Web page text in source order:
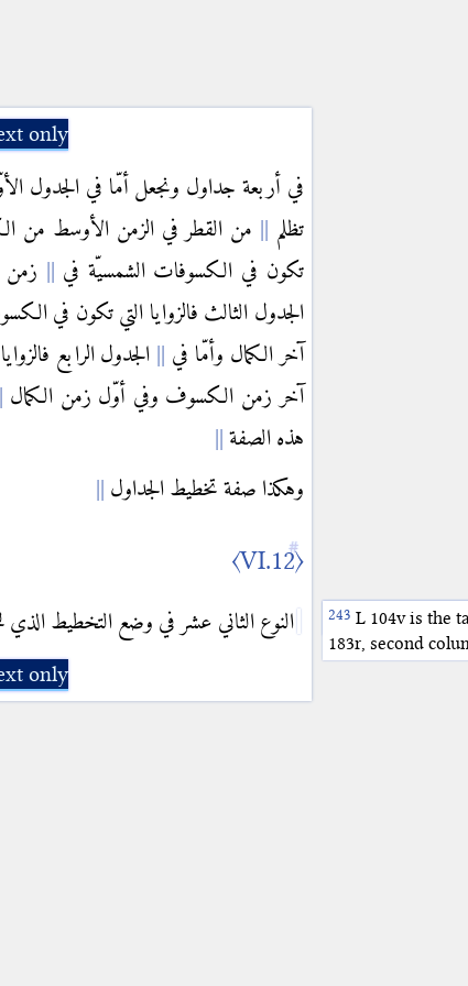
only
في أربعة جداول ونجعل أمّا في الجدول
تظلم
من القطر في الزمن الأوسط من
تكون في الكسوفات الشمسيّة في
زمن
الجدول الثالث فالزوايا التي تكون في
آخر الكمال وأمّا في
الجدول الرابع
آخر زمن الكسوف وفي أوّل زمن الكمال
هذه الصفة
وهكذا صفة تخطيط الجداول
〈VI.12〉
BL 183 النوع الثاني عشر في وضع التخطيط الذي
L 104v is the
183r, second
only